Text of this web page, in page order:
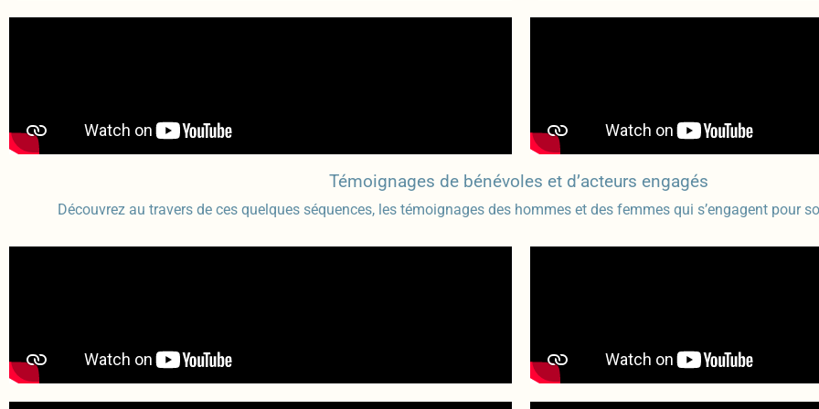
Témoignages de bénévoles et d’acteurs engagés
Découvrez au travers de ces quelques séquences, les témoignages des hommes et des femmes qui s’engagent pour